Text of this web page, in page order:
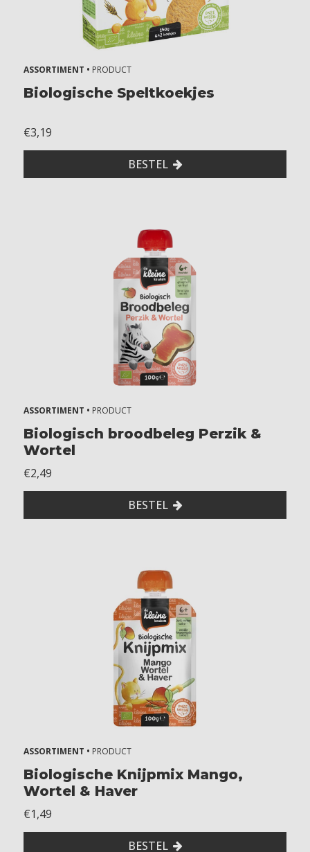
ASSORTIMENT • PRODUCT
Biologische Speltkoekjes
€3,19
BESTEL
ASSORTIMENT • PRODUCT
Biologisch broodbeleg Perzik &
Wortel
€2,49
BESTEL
ASSORTIMENT • PRODUCT
Biologische Knijpmix Mango,
Wortel & Haver
€1,49
BESTEL